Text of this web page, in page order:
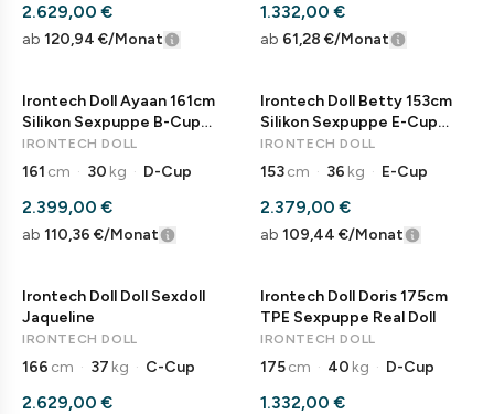
2.629,00 €
ab 120,94 €/Monat
1.332,00 €
ab 61,28 €/Monat
Irontech Doll Ayaan 161cm
Silikon Sexpuppe B-Cup
Liebespuppe
IRONTECH DOLL
161 cm · 30 kg · D-Cup
2.399,00 €
ab 110,36 €/Monat
Irontech Doll Betty 153cm
Silikon Sexpuppe E-Cup
Liebespuppe
IRONTECH DOLL
153cm · 36 kg · E-Cup
2.379,00 €
ab 109,44 €/Monat
Irontech Doll Doll Sexdoll
Jaqueline
IRONTECH DOLL
166 cm · 37 kg · C-Cup
2.629,00 €
Irontech Doll Doris 175cm
TPE Sexpuppe Real Doll
IRONTECH DOLL
175cm · 40 kg · D-Cup
1.332,00 €